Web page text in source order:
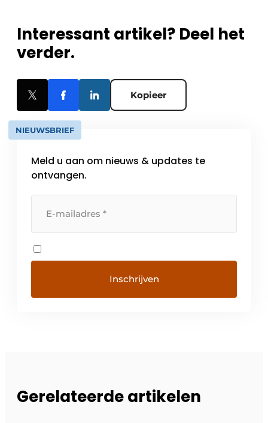
Interessant artikel? Deel het
verder.
Kopieer
NIEUWSBRIEF
Meld u aan om nieuws & updates te
ontvangen.
Gerelateerde artikelen